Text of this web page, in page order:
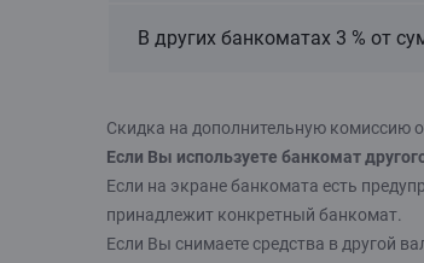
В других банкоматах 3 % от
Скидка на дополнительную комиссию
Если Вы используете банкомат
Если на экране банкомата есть
принадлежит конкретный банкомат.
Если Вы снимаете средства в другой